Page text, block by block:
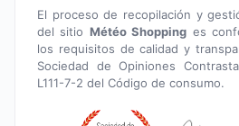
El proceso de recopilación y
del sitio Météo Shopping es
los requisitos de calidad y
Sociedad de Opiniones
L111-7-2 del Código de consumo.